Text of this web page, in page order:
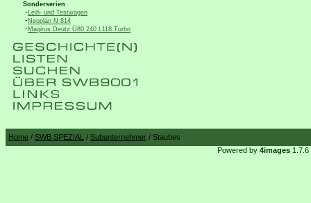
Sonderserien
-Leih- und Testwagen
-Neoplan N 814
-Magirus Deutz Ü80 240 L118 Turbo
Home / SWB SPEZIAL / Subunternehmer / Staubes
Powered by 4images1.7.6